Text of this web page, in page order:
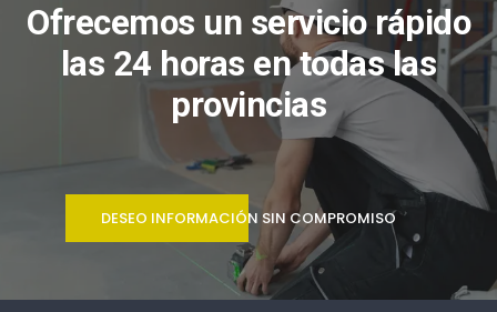
Ofrecemos un servicio rápido
las 24 horas en todas las
provincias
DESEO INFORMACIÓN SIN COMPROMISO